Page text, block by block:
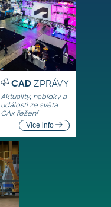
CADZPRÁVY
Aktuality, nabídky a
události ze světa
CAx řešení
Více info